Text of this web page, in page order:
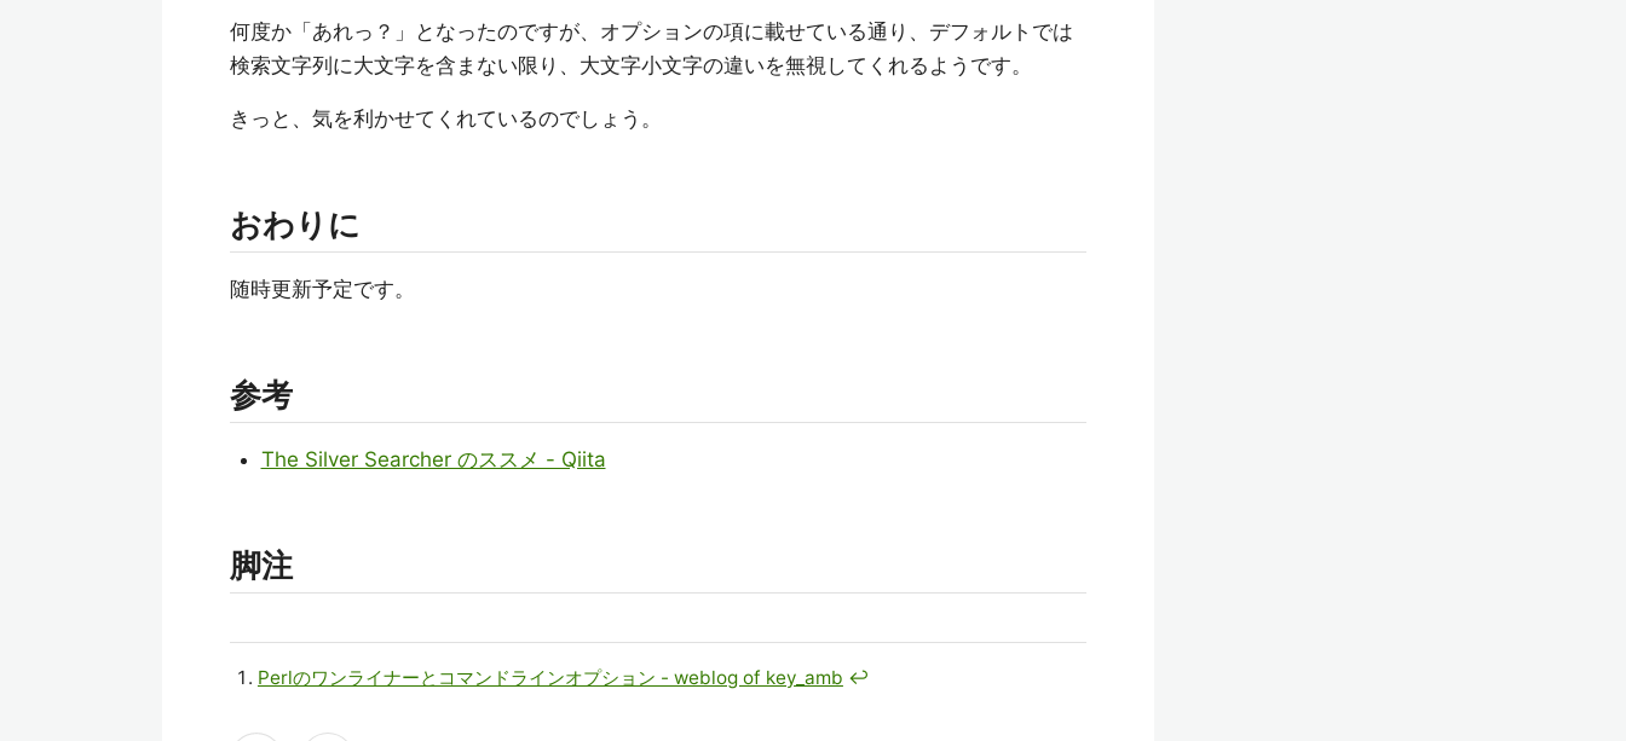
何度か「あれっ？」となったのですが、オプションの項に載せている通り、デフォルトでは
検索文字列に大文字を含まない限り、大文字小文字の違いを無視してくれるようです。
きっと、気を利かせてくれているのでしょう。
おわりに
随時更新予定です。
参考
The Silver Searcher のススメ - Qiita
脚注
Perlのワンライナーとコマンドラインオプション - weblog of key_amb ↩